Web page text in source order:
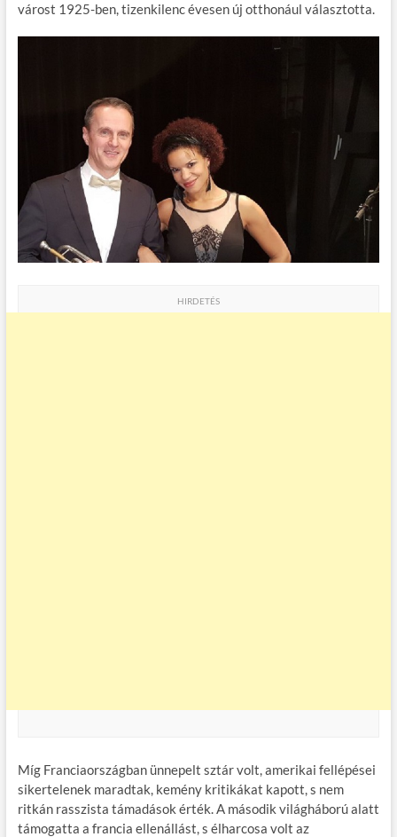
várost 1925-ben, tizenkilenc évesen új otthonául választotta.
HIRDETÉS
Míg Franciaországban ünnepelt sztár volt, amerikai fellépései
sikertelenek maradtak, kemény kritikákat kapott, s nem
ritkán rasszista támadások érték. A második világháború alatt
támogatta a francia ellenállást, s élharcosa volt az